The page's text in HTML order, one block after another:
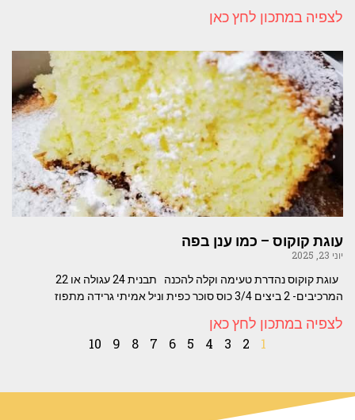
לצפיה במתכון לחץ כאן
עוגת קוקוס – כמו ענן בפה
יוני 23, 2025
המרכיבים- 2 ביצים 3/4 כוס סוכר כפית וניל אמיתי גרידה מתפוז
לצפיה במתכון לחץ כאן
1
2
3
4
5
6
7
8
9
10